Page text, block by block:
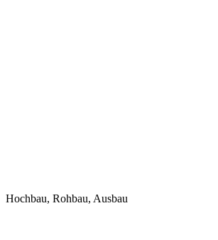
Hochbau, Rohbau, Ausbau